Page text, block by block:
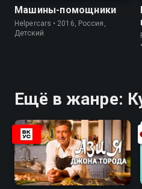
Машины-помощники
Helpercars • 2016, Россия,
Детский
Ещё в жанре: